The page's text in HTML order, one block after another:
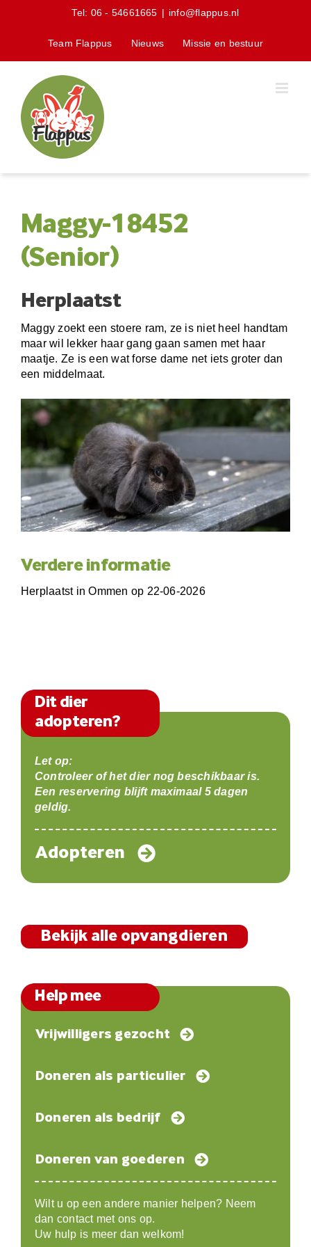
Tel: 06 - 54661665 | info@flappus.nl
Team Flappus Nieuws Missie en bestuur
Maggy-18452
(Senior)
Herplaatst
Maggy zoekt een stoere ram, ze is niet heel handtam
maar wil lekker haar gang gaan samen met haar
maatje. Ze is een wat forse dame net iets groter dan
een middelmaat.
Verdere informatie
Herplaatst in Ommen op 22-06-2026
Dit dier
adopteren?
Let op:
Controleer of het dier nog beschikbaar is.
Een reservering blijft maximaal 5 dagen
geldig.
Adopteren
Bekijk alle opvangdieren
Help mee
Vrijwilligers gezocht
Doneren als particulier
Doneren als bedrijf
Doneren van goederen
Wilt u op een andere manier helpen? Neem
dan contact met ons op.
Uw hulp is meer dan welkom!